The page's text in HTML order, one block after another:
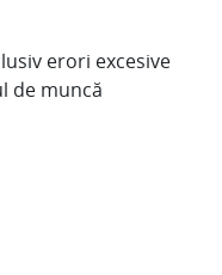
erori excesive
de muncă